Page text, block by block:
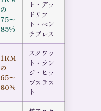
の
75〜
85%
ト・デッ
ドリフ
ト・ベン
チプレス
1RM
の
65〜
80%
スクワッ
ト・ラン
ジ・ヒッ
プスラス
ト